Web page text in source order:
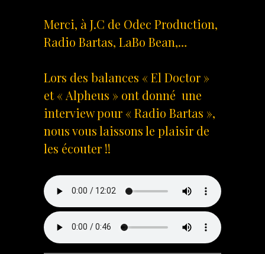
Merci, à J.C de Odec Production,
Radio Bartas, LaBo Bean,…
Lors des balances « El Doctor »
et « Alpheus » ont donné une
interview pour « Radio Bartas »,
nous vous laissons le plaisir de
les écouter !!